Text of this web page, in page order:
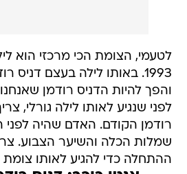
לטעמי, הצומת הכי מרכזי הוא
1993. באותו לילה בעצם דניס
והפך להיות הדניס רודמן
לפני שנגיע לאותו לילה גורלי,
שמלות הכלה והשיער הצבוע.
ההתחלה כדי להגיע לאותו צומת